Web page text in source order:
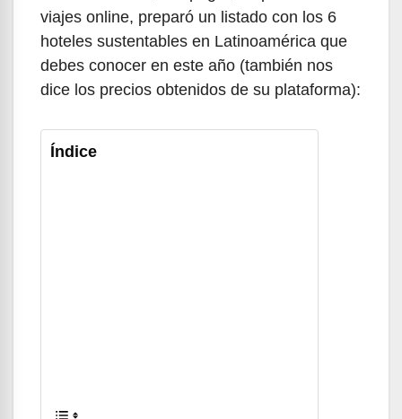
viajes online, preparó un listado con los 6
hoteles sustentables en Latinoamérica que
debes conocer en este año (también nos
dice los precios obtenidos de su plataforma):
Índice